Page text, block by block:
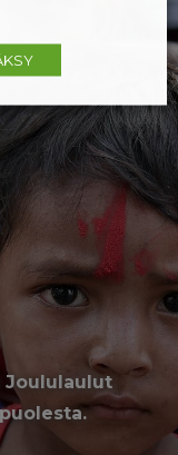
Joululaulut